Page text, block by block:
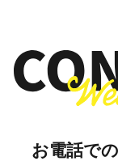
お電話で